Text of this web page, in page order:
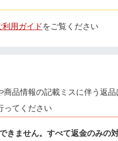
利用ガイド をご覧ください
商品情報の記載ミスに伴う返
ってください
きません。すべて返金のみの